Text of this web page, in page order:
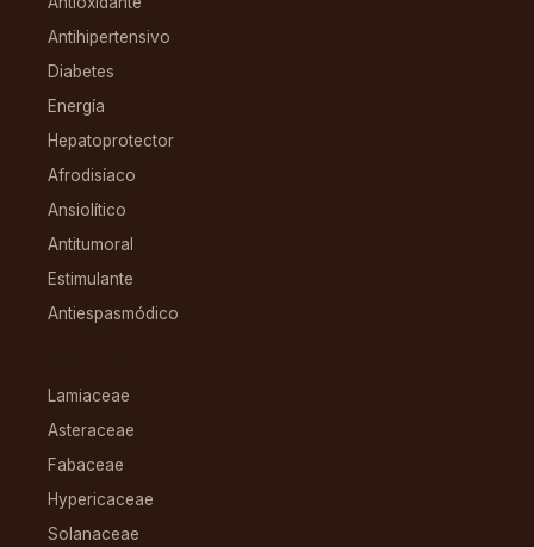
Antihipertensivo
Diabetes
Energía
Hepatoprotector
Afrodisíaco
Ansiolítico
Antitumoral
Estimulante
Antiespasmódico
Lamiaceae
Asteraceae
Fabaceae
Hypericaceae
Solanaceae